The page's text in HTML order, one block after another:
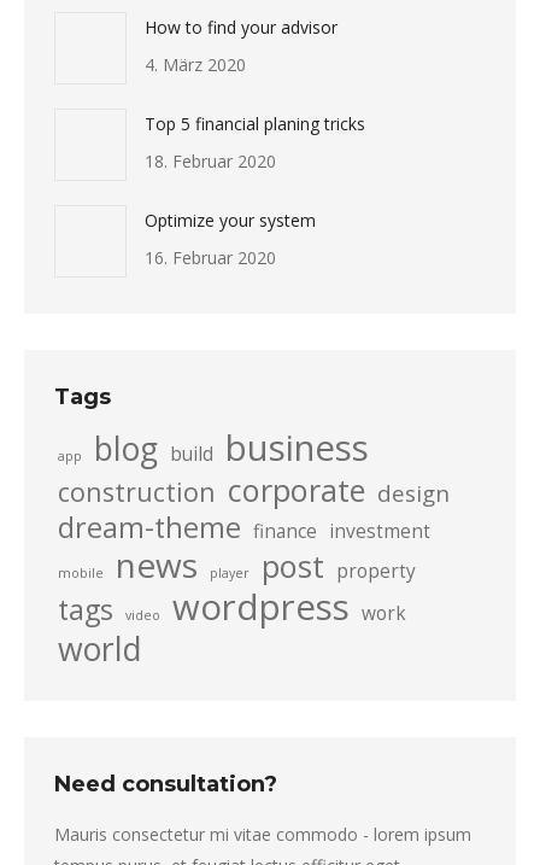
How to find your advisor
4. März 2020
Top 5 financial planing tricks
18. Februar 2020
Optimize your system
16. Februar 2020
Tags
app blog build business
construction corporate design
dream-theme finance investment
mobile news player post property
tags video wordpress work
world
Need consultation?
Mauris consectetur mi vitae commodo - lorem ipsum